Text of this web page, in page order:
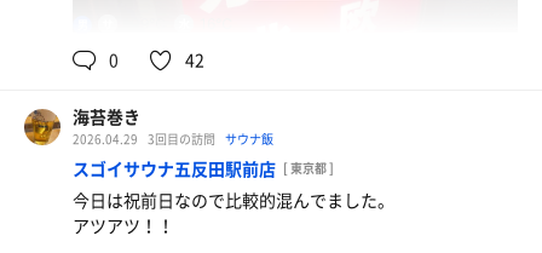
マグロ
マグロ美味しい
0 42
海苔巻き
2026.04.29 3回目の訪問 サウナ飯
スゴイサウナ五反田駅前店 [ 東京都 ]
今日は祝前日なので比較的混んでました。
アツアツ！！